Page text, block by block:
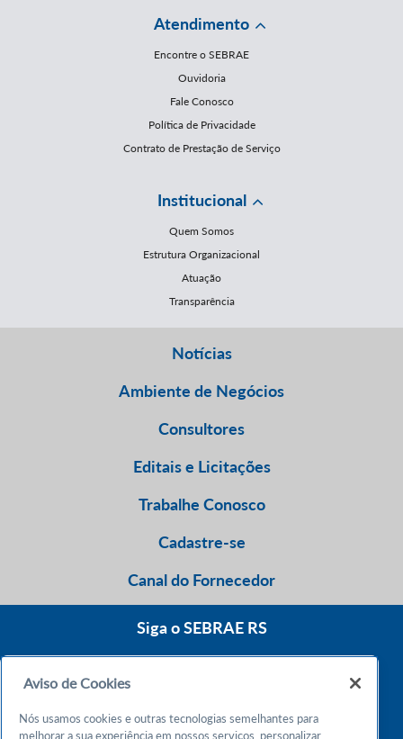
Atendimento
Encontre o SEBRAE
Ouvidoria
Fale Conosco
Política de Privacidade
Contrato de Prestação de Serviço
Institucional
Quem Somos
Estrutura Organizacional
Atuação
Transparência
Notícias
Ambiente de Negócios
Consultores
Editais e Licitações
Trabalhe Conosco
Cadastre-se
Canal do Fornecedor
Siga o SEBRAE RS
Atendimento 24h
Aviso de Cookies
Nós usamos cookies e outras tecnologias semelhantes para
melhorar a sua experiência em nossos serviços, personalizar